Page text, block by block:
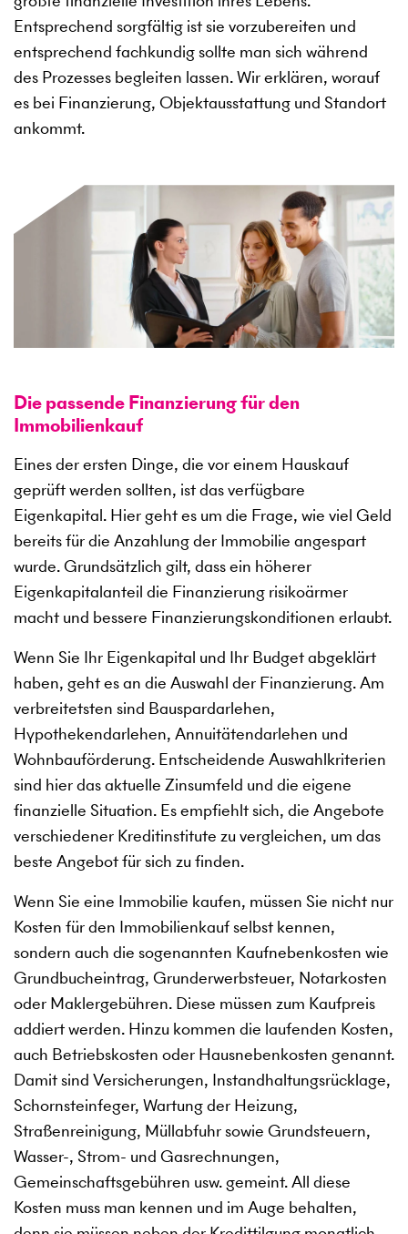
Entsprechend sorgfältig ist sie vorzubereiten und
entsprechend fachkundig sollte man sich während
des Prozesses begleiten lassen. Wir erklären, worauf
es bei Finanzierung, Objektausstattung und Standort
ankommt.
Die passende Finanzierung für den
Immobilienkauf
Eines der ersten Dinge, die vor einem Hauskauf
geprüft werden sollten, ist das verfügbare
Eigenkapital. Hier geht es um die Frage, wie viel Geld
bereits für die Anzahlung der Immobilie angespart
wurde. Grundsätzlich gilt, dass ein höherer
Eigenkapitalanteil die Finanzierung risikoärmer
macht und bessere Finanzierungskonditionen erlaubt.
Wenn Sie Ihr Eigenkapital und Ihr Budget abgeklärt
haben, geht es an die Auswahl der Finanzierung. Am
verbreitetsten sind Bauspardarlehen,
Hypothekendarlehen, Annuitätendarlehen und
Wohnbauförderung. Entscheidende Auswahlkriterien
sind hier das aktuelle Zinsumfeld und die eigene
finanzielle Situation. Es empfiehlt sich, die Angebote
verschiedener Kreditinstitute zu vergleichen, um das
beste Angebot für sich zu finden.
Wenn Sie eine Immobilie kaufen, müssen Sie nicht nur
Kosten für den Immobilienkauf selbst kennen,
sondern auch die sogenannten Kaufnebenkosten wie
Grundbucheintrag, Grunderwerbsteuer, Notarkosten
oder Maklergebühren. Diese müssen zum Kaufpreis
addiert werden. Hinzu kommen die laufenden Kosten,
auch Betriebskosten oder Hausnebenkosten genannt.
Damit sind Versicherungen, Instandhaltungsrücklage,
Schornsteinfeger, Wartung der Heizung,
Straßenreinigung, Müllabfuhr sowie Grundsteuern,
Wasser-, Strom- und Gasrechnungen,
Gemeinschaftsgebühren usw. gemeint. All diese
Kosten muss man kennen und im Auge behalten,